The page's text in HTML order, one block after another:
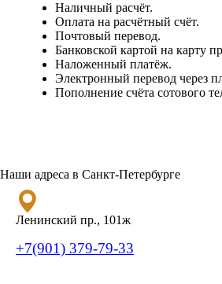
Наличный расчёт.
Оплата на расчётный счёт.
Почтовый перевод.
Банковской картой на карту
Наложенный платёж.
Электронный перевод через
Пополнение счёта сотового
Наши адреса в Санкт-Петербурге
Ленинский пр., 101ж
+7(901) 379-79-33